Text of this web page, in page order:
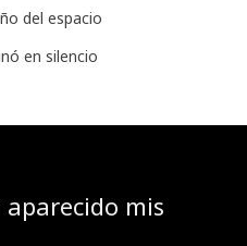
del espacio
en silencio
mis